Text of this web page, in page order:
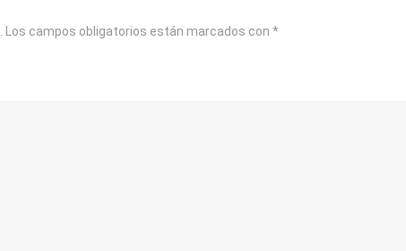
Vinícola
Los campos obligatorios están marcados con*